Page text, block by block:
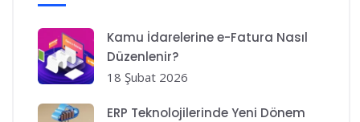
Kamu İdarelerine e-Fatura Nasıl
Düzenlenir?
18 Şubat 2026
ERP Teknolojilerinde Yeni Dönem